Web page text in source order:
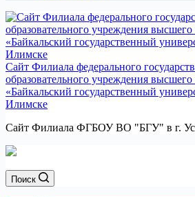
Сайт Филиала федерального
образовательного учреждения высшего
«Байкальский государственный
Илимске
Сайт Филиала ФГБОУ ВО "БГУ" в г.
Поиск